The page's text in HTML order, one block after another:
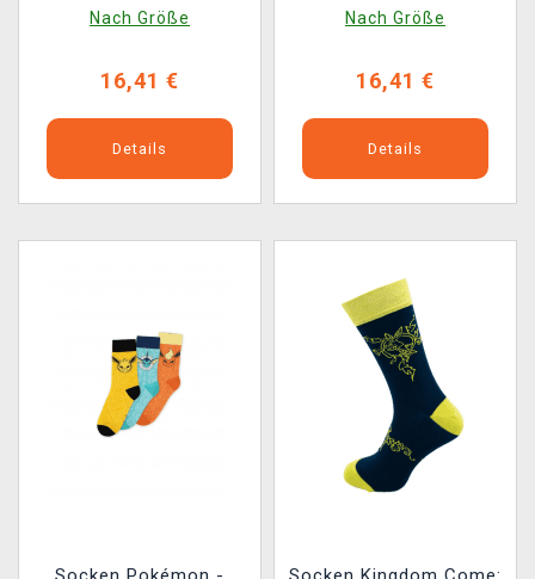
Nach Größe
16,41 €
Details
Nach Größe
16,41 €
Details